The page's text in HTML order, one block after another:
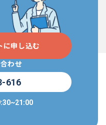
に申し込む
わせ
616